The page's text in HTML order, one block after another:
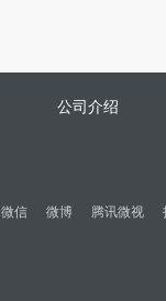
公司介绍
微信 微博 腾讯微视